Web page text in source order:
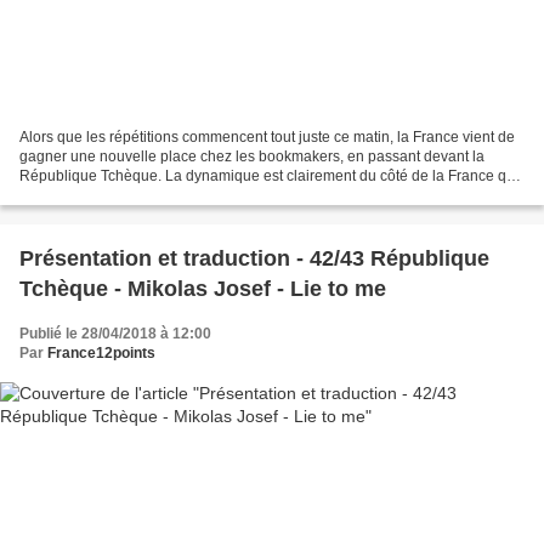
Alors que les répétitions commencent tout juste ce matin, la France vient de
gagner une nouvelle place chez les bookmakers, en passant devant la
République Tchèque. La dynamique est clairement du côté de la France qui
Présentation et traduction - 42/43 République
Tchèque - Mikolas Josef - Lie to me
Publié le 28/04/2018 à 12:00
Par France12points